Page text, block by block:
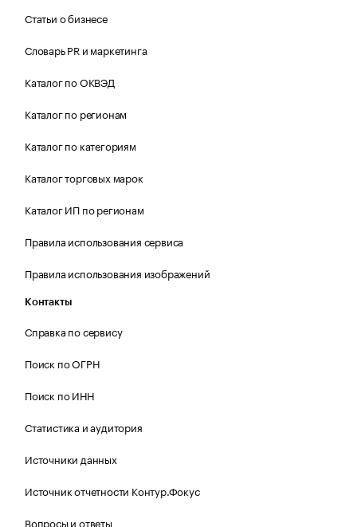
Статьи о бизнесе
Словарь PR и маркетинга
Каталог по ОКВЭД
Каталог по регионам
Каталог по категориям
Каталог торговых марок
Каталог ИП по регионам
Правила использования сервиса
Правила использования изображений
Контакты
Справка по сервису
Поиск по ОГРН
Поиск по ИНН
Статистика и аудитория
Источники данных
Источник отчетности Контур.Фокус
Вопросы и ответы